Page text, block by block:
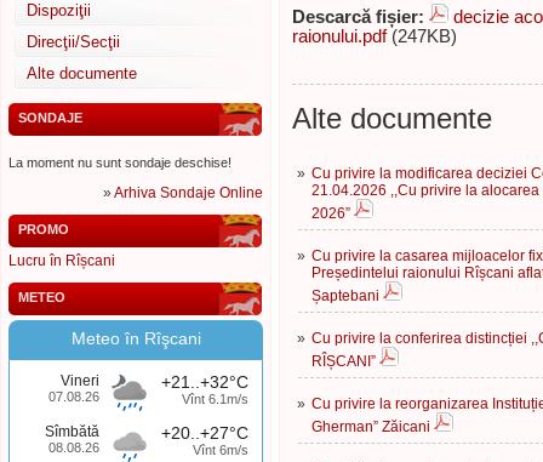
Dispoziţii
Direcţii/Secţii
Alte documente
SONDAJE
La moment nu sunt sondaje deschise!
»Arhiva Sondaje Online
PROMO
Lucru în Rîșcani
METEO
Meteo în Rîşcani
Vineri
07.08.26
+21..+32°C
Vînt 6.1m/s
Sîmbătă
08.08.26
+20..+27°C
Vînt 6m/s
Descarcă fișier:
decizie
raionului.pdf(247KB)
Alte documente
» Cu privire la modificarea deciziei
21.04.2026 ,,Cu privire la
2026”
» Cu privire la casarea mijloacelor
Președintelui raionului Rîșcani
Șaptebani
» Cu privire la conferirea distincției
RÎȘCANI”
» Cu privire la reorganizarea
Gherman” Zăicani